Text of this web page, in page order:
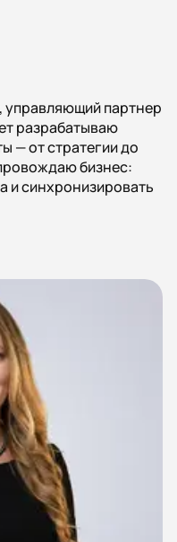
управляющий партнер
разрабатываю
— от стратегии до
бизнес:
и синхронизировать